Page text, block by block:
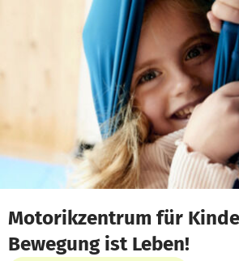
Zum Hauptinhalt springen
Erklärung zur Barrierefreiheit anzeigen
Motorikzentrum für
Bewegung ist Leben!